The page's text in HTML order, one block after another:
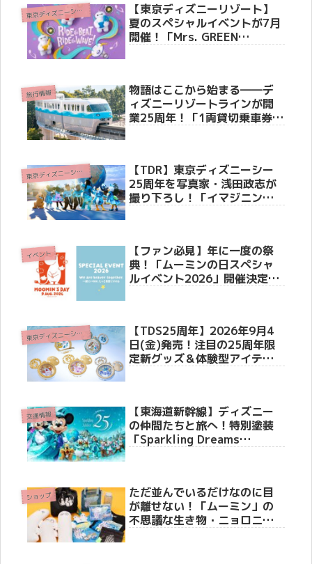
東
京ディズニーシー(R)
【東京ディズニーリゾート】
夏のスペシャルイベントが7月
開催！「Mrs. GREEN
旅行情報
物語はここから始まる――デ
ィズニーリゾートラインが開
業25周年！「1両貸切乗車券」
東
京ディズニーシー(R)
【TDR】東京ディズニーシー
25周年を写真家・浅田政志が
撮り下ろし！「イマジニン
イベント
【ファン必見】年に一度の祭
典！「ムーミンの日スペシャ
ルイベント2026」開催決定、
東
京ディズニーシー(R)
【TDS25周年】2026年9月4
日(金)発売！注目の25周年限
定新グッズ＆体験型アイテム3
交通情報
【東海道新幹線】ディズニー
の仲間たちと旅へ！特別塗装
「Sparkling Dreams
ショップ
ただ並んでいるだけなのに目
が離せない！「ムーミン」の
不思議な生き物・ニョロニョ